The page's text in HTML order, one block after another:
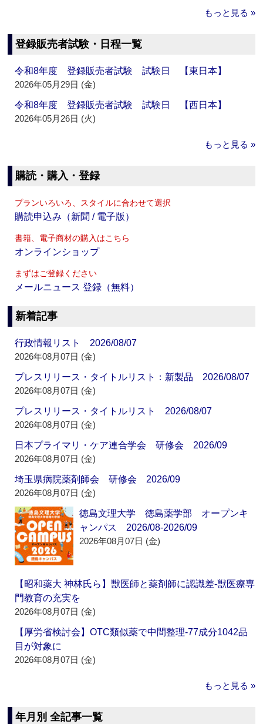
もっと見る »
登録販売者試験・日程一覧
令和8年度 登録販売者試験 試験日 【東日本】
2026年05月29日 (金)
令和8年度 登録販売者試験 試験日 【西日本】
2026年05月26日 (火)
もっと見る »
購読・購入・登録
プランいろいろ、スタイルに合わせて選択
購読申込み（新聞 / 電子版）
書籍、電子商材の購入はこちら
オンラインショップ
まずはご登録ください
メールニュース 登録（無料）
新着記事
行政情報リスト 2026/08/07
2026年08月07日 (金)
プレスリリース・タイトルリスト：新製品 2026/08/07
2026年08月07日 (金)
プレスリリース・タイトルリスト 2026/08/07
2026年08月07日 (金)
日本プライマリ・ケア連合学会 研修会 2026/09
2026年08月07日 (金)
埼玉県病院薬剤師会 研修会 2026/09
2026年08月07日 (金)
徳島文理大学 徳島薬学部 オープンキ
ャンパス 2026/08-2026/09
2026年08月07日 (金)
【昭和薬大 神林氏ら】獣医師と薬剤師に認識差‐獣医療専
門教育の充実を
2026年08月07日 (金)
【厚労省検討会】OTC類似薬で中間整理‐77成分1042品
目が対象に
2026年08月07日 (金)
もっと見る »
年月別 全記事一覧